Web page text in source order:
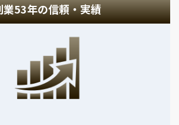
業53年の信頼・実績